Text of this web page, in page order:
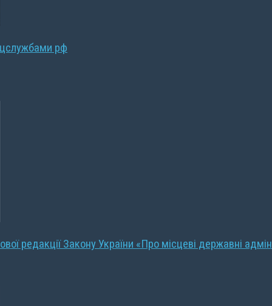
рф
редакції Закону України «Про місцеві державні